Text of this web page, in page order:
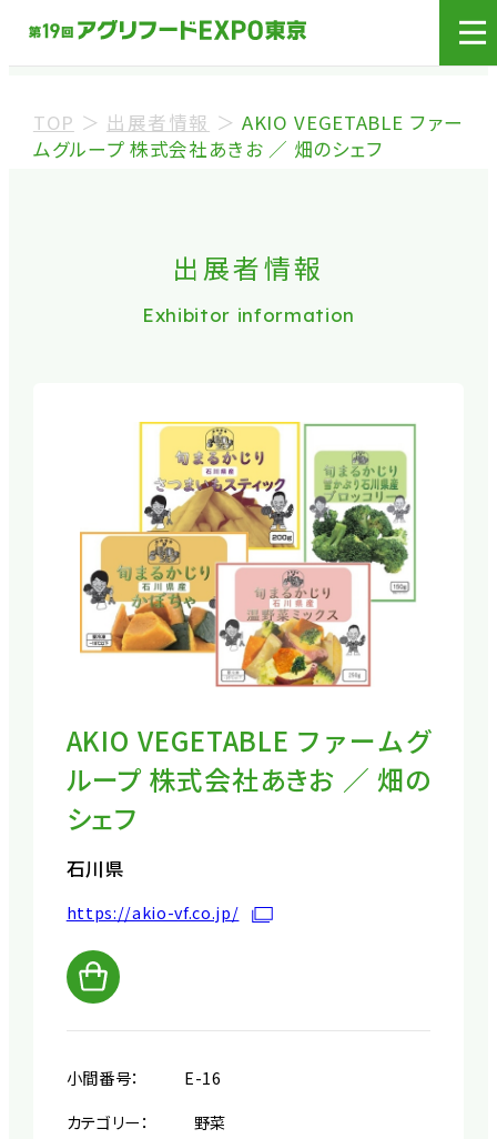
展示会場への入場には
来場登録が必要です。
来場事前登録（バイヤー）
ス目的以外の方や一般の方のご来場は固くお
TOP ＞ 出展者情報 ＞ AKIO VEGETABLE ファー
ムグループ 株式会社あきお ／ 畑のシェフ
出展者情報
Exhibitor information
AKIO VEGETABLE ファームグ
ループ 株式会社あきお ／ 畑の
シェフ
石川県
https://akio-vf.co.jp/
小間番号：
E-16
カテゴリー：
野菜